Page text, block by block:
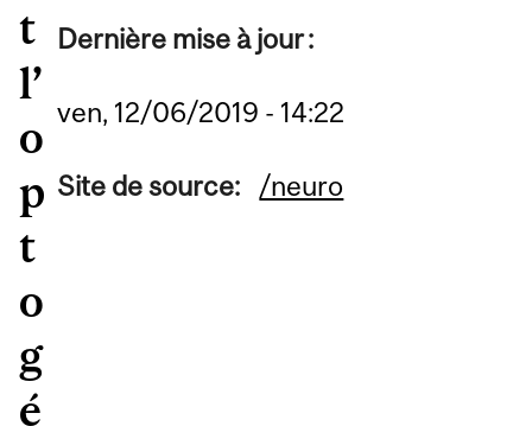
t
l’
o
p
t
o
g
é
Dernière mise à jour :
ven, 12/06/2019 - 14:22
Site de source: /neuro